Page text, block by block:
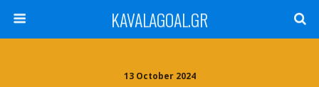
KAVALAGOAL.GR
13 October 2024